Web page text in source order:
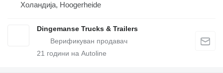
Холандија, Hoogerheide
Dingemanse Trucks & Trailers
21 години на Autoline